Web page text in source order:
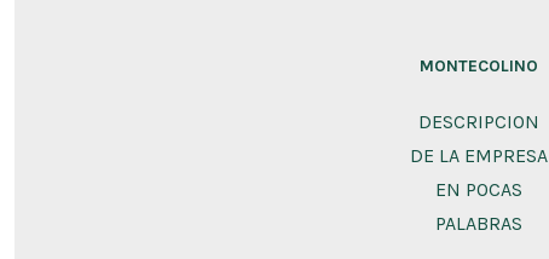
MONTECOLINO
DESCRIPCION
DE LA EMPRESA
EN POCAS
PALABRAS